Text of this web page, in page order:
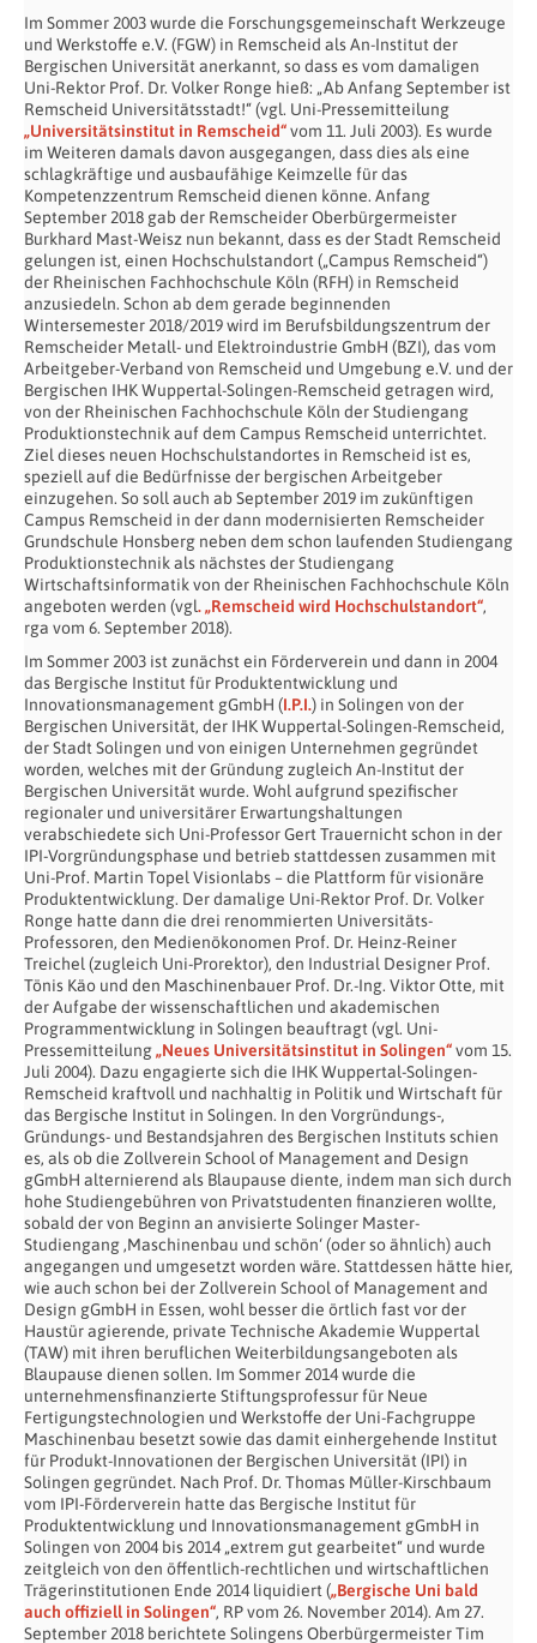
Im Sommer 2003 wurde die Forschungsgemeinschaft Werkzeuge
und Werkstoffe e.V. (FGW) in Remscheid als An-Institut der
Bergischen Universität anerkannt, so dass es vom damaligen
Uni-Rektor Prof. Dr. Volker Ronge hieß: „Ab Anfang September ist
Remscheid Universitätsstadt!“ (vgl. Uni-Pressemitteilung
„Universitätsinstitut in Remscheid“vom 11. Juli 2003). Es wurde
im Weiteren damals davon ausgegangen, dass dies als eine
schlagkräftige und ausbaufähige Keimzelle für das
Kompetenzzentrum Remscheid dienen könne. Anfang
September 2018 gab der Remscheider Oberbürgermeister
Burkhard Mast-Weisz nun bekannt, dass es der Stadt Remscheid
gelungen ist, einen Hochschulstandort („Campus Remscheid“)
der Rheinischen Fachhochschule Köln (RFH) in Remscheid
anzusiedeln. Schon ab dem gerade beginnenden
Wintersemester 2018/2019 wird im Berufsbildungszentrum der
Remscheider Metall- und Elektroindustrie GmbH (BZI), das vom
Arbeitgeber-Verband von Remscheid und Umgebung e.V. und der
Bergischen IHK Wuppertal-Solingen-Remscheid getragen wird,
von der Rheinischen Fachhochschule Köln der Studiengang
Produktionstechnik auf dem Campus Remscheid unterrichtet.
Ziel dieses neuen Hochschulstandortes in Remscheid ist es,
speziell auf die Bedürfnisse der bergischen Arbeitgeber
einzugehen. So soll auch ab September 2019 im zukünftigen
Campus Remscheid in der dann modernisierten Remscheider
Grundschule Honsberg neben dem schon laufenden Studiengang
Produktionstechnik als nächstes der Studiengang
Wirtschaftsinformatik von der Rheinischen Fachhochschule Köln
angeboten werden (vgl. „Remscheid wird Hochschulstandort“,
rga vom 6. September 2018).
Im Sommer 2003 ist zunächst ein Förderverein und dann in 2004
das Bergische Institut für Produktentwicklung und
Innovationsmanagement gGmbH (I.P.I.) in Solingen von der
Bergischen Universität, der IHK Wuppertal-Solingen-Remscheid,
der Stadt Solingen und von einigen Unternehmen gegründet
worden, welches mit der Gründung zugleich An-Institut der
Bergischen Universität wurde. Wohl aufgrund spezifischer
regionaler und universitärer Erwartungshaltungen
verabschiedete sich Uni-Professor Gert Trauernicht schon in der
IPI-Vorgründungsphase und betrieb stattdessen zusammen mit
Uni-Prof. Martin Topel Visionlabs – die Plattform für visionäre
Produktentwicklung. Der damalige Uni-Rektor Prof. Dr. Volker
Ronge hatte dann die drei renommierten Universitäts-
Professoren, den Medienökonomen Prof. Dr. Heinz-Reiner
Treichel (zugleich Uni-Prorektor), den Industrial Designer Prof.
Tönis Käo und den Maschinenbauer Prof. Dr.-Ing. Viktor Otte, mit
der Aufgabe der wissenschaftlichen und akademischen
Programmentwicklung in Solingen beauftragt (vgl. Uni-
Pressemitteilung„Neues Universitätsinstitut in Solingen“vom 15.
Juli 2004). Dazu engagierte sich die IHK Wuppertal-Solingen-
Remscheid kraftvoll und nachhaltig in Politik und Wirtschaft für
das Bergische Institut in Solingen. In den Vorgründungs-,
Gründungs- und Bestandsjahren des Bergischen Instituts schien
es, als ob die Zollverein School of Management and Design
gGmbH alternierend als Blaupause diente, indem man sich durch
hohe Studiengebühren von Privatstudenten finanzieren wollte,
sobald der von Beginn an anvisierte Solinger Master-
Studiengang ‚Maschinenbau und schön‘ (oder so ähnlich) auch
angegangen und umgesetzt worden wäre. Stattdessen hätte hier,
wie auch schon bei der Zollverein School of Management and
Design gGmbH in Essen, wohl besser die örtlich fast vor der
Haustür agierende, private Technische Akademie Wuppertal
(TAW) mit ihren beruflichen Weiterbildungsangeboten als
Blaupause dienen sollen. Im Sommer 2014 wurde die
unternehmensfinanzierte Stiftungsprofessur für Neue
Fertigungstechnologien und Werkstoffe der Uni-Fachgruppe
Maschinenbau besetzt sowie das damit einhergehende Institut
für Produkt-Innovationen der Bergischen Universität (IPI) in
Solingen gegründet. Nach Prof. Dr. Thomas Müller-Kirschbaum
vom IPI-Förderverein hatte das Bergische Institut für
Produktentwicklung und Innovationsmanagement gGmbH in
Solingen von 2004 bis 2014 „extrem gut gearbeitet“ und wurde
zeitgleich von den öffentlich-rechtlichen und wirtschaftlichen
Trägerinstitutionen Ende 2014 liquidiert („Bergische Uni bald
auch offiziell in Solingen“, RP vom 26. November 2014). Am 27.
September 2018 berichtete Solingens Oberbürgermeister Tim